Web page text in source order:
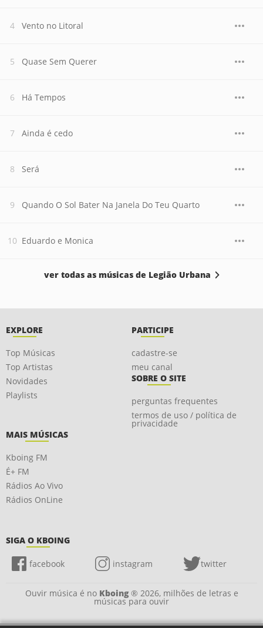
Vento no Litoral
Quase Sem Querer
Há Tempos
Ainda é cedo
Será
Quando O Sol Bater Na Janela Do Teu Quarto
Eduardo e Monica
ver todas as músicas de Legião Urbana
EXPLORE
Top Músicas
Top Artistas
Novidades
Playlists
PARTICIPE
cadastre-se
meu canal
SOBRE O SITE
perguntas frequentes
termos de uso / política de
privacidade
MAIS MÚSICAS
Kboing FM
É+ FM
Rádios Ao Vivo
Rádios OnLine
SIGA O KBOING
facebook instagram twitter
Ouvir música é no Kboing® 2026, milhões de letras e
músicas para ouvir